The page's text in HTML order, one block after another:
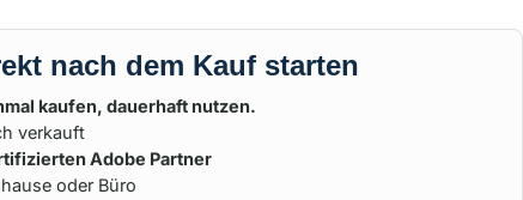
nach dem Kauf starten
kaufen, dauerhaft nutzen.
verkauft
Adobe Partner
oder Büro